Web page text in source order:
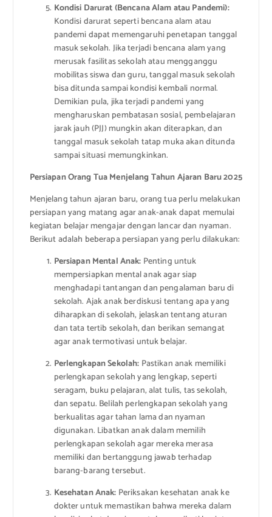
Kondisi Darurat (Bencana Alam atau Pandemi):
Kondisi darurat seperti bencana alam atau
pandemi dapat memengaruhi penetapan tanggal
masuk sekolah. Jika terjadi bencana alam yang
merusak fasilitas sekolah atau mengganggu
mobilitas siswa dan guru, tanggal masuk sekolah
bisa ditunda sampai kondisi kembali normal.
Demikian pula, jika terjadi pandemi yang
mengharuskan pembatasan sosial, pembelajaran
jarak jauh (PJJ) mungkin akan diterapkan, dan
tanggal masuk sekolah tatap muka akan ditunda
sampai situasi memungkinkan.
Persiapan Orang Tua Menjelang Tahun Ajaran Baru 2025
Menjelang tahun ajaran baru, orang tua perlu melakukan
persiapan yang matang agar anak-anak dapat memulai
kegiatan belajar mengajar dengan lancar dan nyaman.
Berikut adalah beberapa persiapan yang perlu dilakukan:
Persiapan Mental Anak: Penting untuk
mempersiapkan mental anak agar siap
menghadapi tantangan dan pengalaman baru di
sekolah. Ajak anak berdiskusi tentang apa yang
diharapkan di sekolah, jelaskan tentang aturan
dan tata tertib sekolah, dan berikan semangat
agar anak termotivasi untuk belajar.
Perlengkapan Sekolah: Pastikan anak memiliki
perlengkapan sekolah yang lengkap, seperti
seragam, buku pelajaran, alat tulis, tas sekolah,
dan sepatu. Belilah perlengkapan sekolah yang
berkualitas agar tahan lama dan nyaman
digunakan. Libatkan anak dalam memilih
perlengkapan sekolah agar mereka merasa
memiliki dan bertanggung jawab terhadap
barang-barang tersebut.
Kesehatan Anak: Periksakan kesehatan anak ke
dokter untuk memastikan bahwa mereka dalam